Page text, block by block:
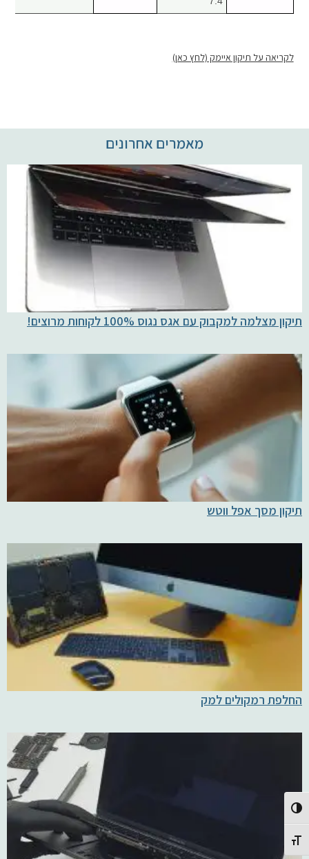
Toggle High Contrast
Toggle Font size
לקריאה על תיקון איימק (לחץ כאן)
מאמרים אחרונים
תיקון מצלמה למקבוק עם אגס נגוס 100% לקוחות מרוצים!
תיקון מסך אפל ווטש
החלפת רמקולים למק